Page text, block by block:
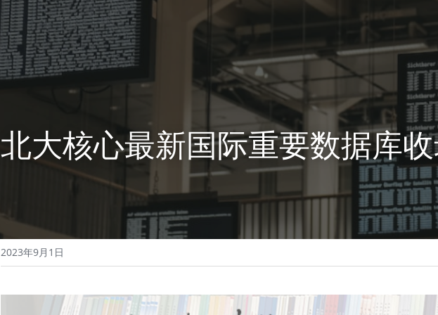
北大核心最新国际重要数据库
2023年9月1日